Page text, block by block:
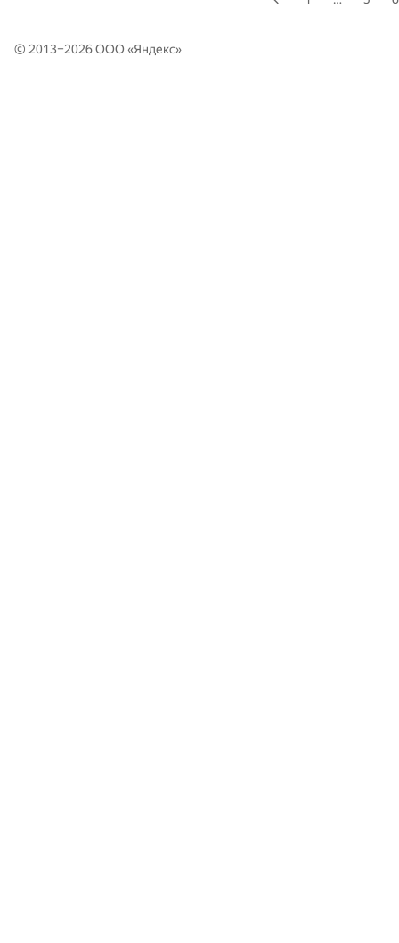
© 2013–2026 ООО «Яндекс»